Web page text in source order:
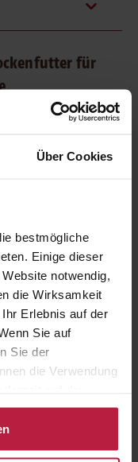
Über Cookies
bestmögliche
Einige dieser
notwendig,
die Wirksamkeit
Erlebnis auf der
Sie auf
Sie der
die Verwendung
oder auf das
klicken. Mit
Sie Ihre Einwilligung
für
für Katzen
bei denen
Katzen mit
Das Sensitive
Beutel erhätlich.
das schmeckt
Bedürfnisse
gut von
erhältlich: